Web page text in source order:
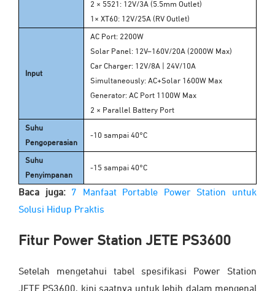
2 × 5521: 12V/3A (5.5mm Outlet)
1× XT60: 12V/25A (RV Outlet)
Input
AC Port: 2200W
Solar Panel: 12V–160V/20A (2000W Max)
Car Charger: 12V/8A | 24V/10A
Simultaneously: AC+Solar 1600W Max
Generator: AC Port 1100W Max
2 × Parallel Battery Port
Suhu
Pengoperasian
-10 sampai 40°C
Suhu
Penyimpanan
-15 sampai 40°C
Baca juga: 7 Manfaat Portable Power Station untuk
Solusi Hidup Praktis
Fitur Power Station JETE PS3600
Setelah mengetahui tabel spesifikasi Power Station